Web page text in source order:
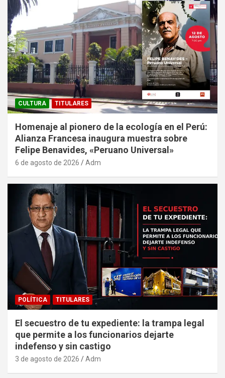
CULTURA TITULARES
Homenaje al pionero de la ecología en el Perú:
Alianza Francesa inaugura muestra sobre
Felipe Benavides, «Peruano Universal»
6 de agosto de 2026 Adm
POLÍTICA TITULARES
El secuestro de tu expediente: la trampa legal
que permite a los funcionarios dejarte
indefenso y sin castigo
3 de agosto de 2026 Adm